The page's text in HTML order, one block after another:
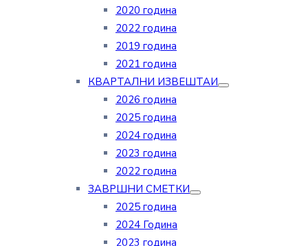
2020 година
2022 година
2019 година
2021 година
КВАРТАЛНИ ИЗВЕШТАИ
2026 година
2025 година
2024 година
2023 година
2022 година
ЗАВРШНИ СМЕТКИ
2025 година
2024 Година
2023 година